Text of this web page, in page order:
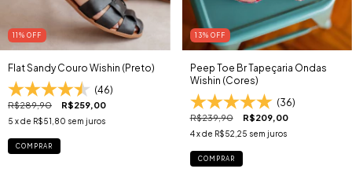
11 % OFF
Flat Sandy Couro Wishin (Preto)
(46)
R$289,90 R$259,00
5 x de R$51,80 sem juros
COMPRAR
13% OFF
Peep Toe Br Tapeçaria Ondas
Wishin (Cores)
(36)
R$239,90 R$209,00
4 x de R$52,25 sem juros
COMPRAR